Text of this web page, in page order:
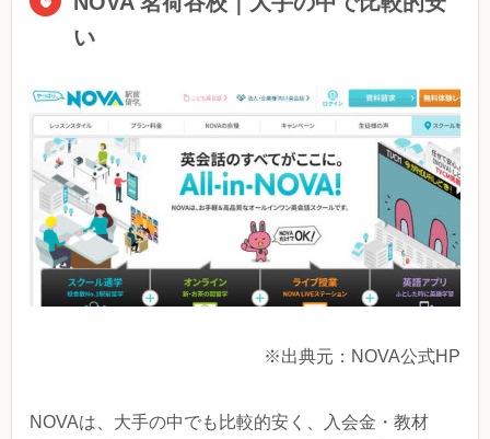
い
※出典元：NOVA公式HP
NOVAは、大手の中でも比較的安く、入会金・教材